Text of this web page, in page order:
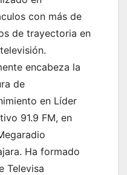
con más de
de trayectoria en
encabeza la
de
en Líder
91.9 FM, en
Ha formado
Televisa